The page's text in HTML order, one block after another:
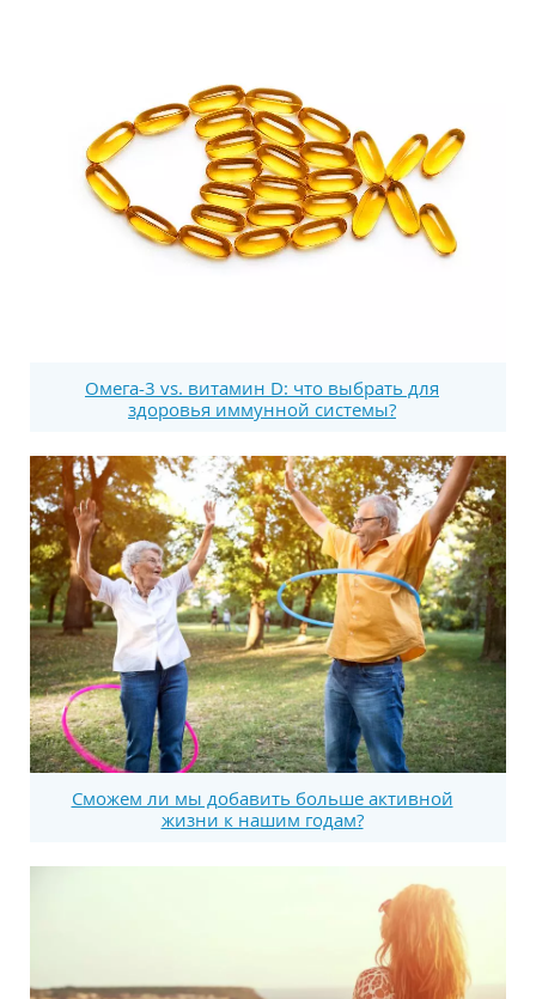
Омега-3 vs. витамин D: что выбрать для
здоровья иммунной системы?
Сможем ли мы добавить больше активной
жизни к нашим годам?